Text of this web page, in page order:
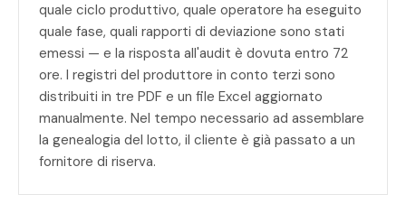
quale ciclo produttivo, quale operatore ha eseguito
quale fase, quali rapporti di deviazione sono stati
emessi — e la risposta all'audit è dovuta entro 72
ore. I registri del produttore in conto terzi sono
distribuiti in tre PDF e un file Excel aggiornato
manualmente. Nel tempo necessario ad assemblare
la genealogia del lotto, il cliente è già passato a un
fornitore di riserva.